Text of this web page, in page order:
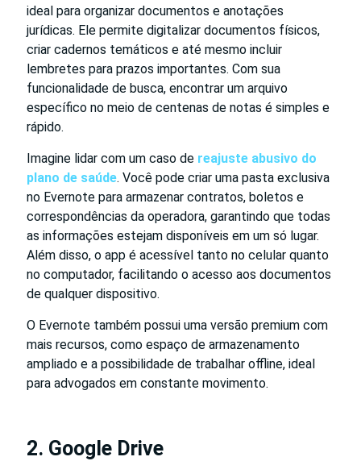
ideal para organizar documentos e anotações
jurídicas. Ele permite digitalizar documentos físicos,
criar cadernos temáticos e até mesmo incluir
lembretes para prazos importantes. Com sua
funcionalidade de busca, encontrar um arquivo
específico no meio de centenas de notas é simples e
rápido.
Imagine lidar com um caso de reajuste abusivo do
plano de saúde. Você pode criar uma pasta exclusiva
no Evernote para armazenar contratos, boletos e
correspondências da operadora, garantindo que todas
as informações estejam disponíveis em um só lugar.
Além disso, o app é acessível tanto no celular quanto
no computador, facilitando o acesso aos documentos
de qualquer dispositivo.
O Evernote também possui uma versão premium com
mais recursos, como espaço de armazenamento
ampliado e a possibilidade de trabalhar offline, ideal
para advogados em constante movimento.
2. Google Drive